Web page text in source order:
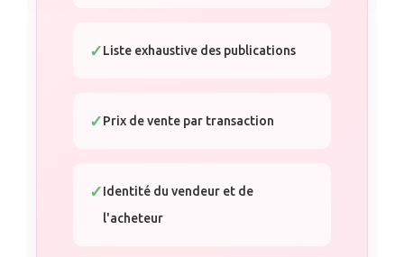
Liste exhaustive des publications
Prix de vente par transaction
Identité du vendeur et de
l'acheteur